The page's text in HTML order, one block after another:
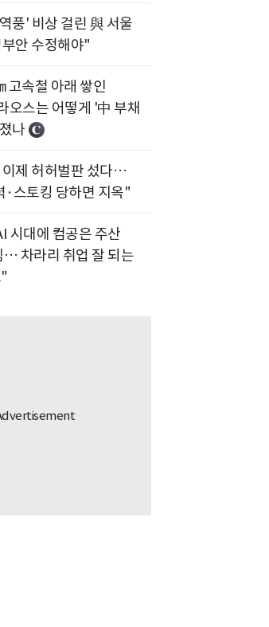
풍' 비상 걸린 與 서울
안 수정해야"
고속철 아래 쌓인
오스는 어떻게 '中 부채
나
제 허허벌판 섰다…
·스토킹 당하면 지옥"
시대에 컴공은 주산
… 차라리 취업 잘 되는